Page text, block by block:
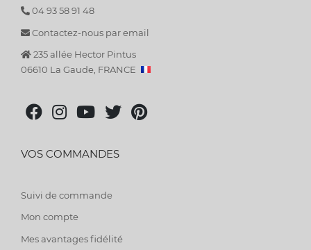
04 93 58 91 48
Contactez-nous par email
235 allée Hector Pintus
06610 La Gaude, FRANCE
VOS COMMANDES
Suivi de commande
Mon compte
Mes avantages fidélité